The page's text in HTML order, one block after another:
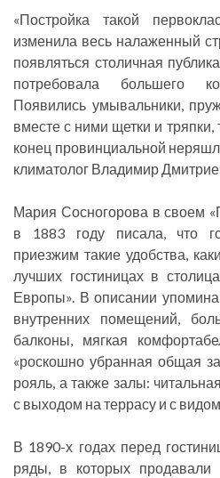
«Постройка такой
изменила весь налаженный
появляться столичная
потребовала большего
Появились умывальники,
вместе с ними щетки и
конец провинциальной
климатолог Владимир
Мария Сосногорова в своем
в 1883 году писала, что
приезжим такие удобства,
лучших гостиницах в
Европы». В описании
внутренних помещений,
балконы, мягкая
«роскошно убранная общая
рояль, а также залы:
с выходом на террасу и с
В 1890-х годах перед
ряды, в которых